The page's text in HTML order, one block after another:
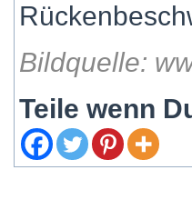
Bildquelle:
Teile wenn